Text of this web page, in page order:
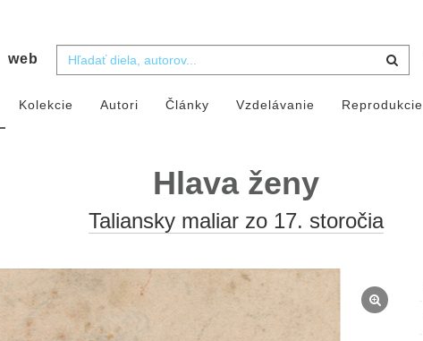
web
Kolekcie Autori Články Vzdelávanie Reprodukcie
Hlava ženy
Taliansky maliar zo 17. storočia